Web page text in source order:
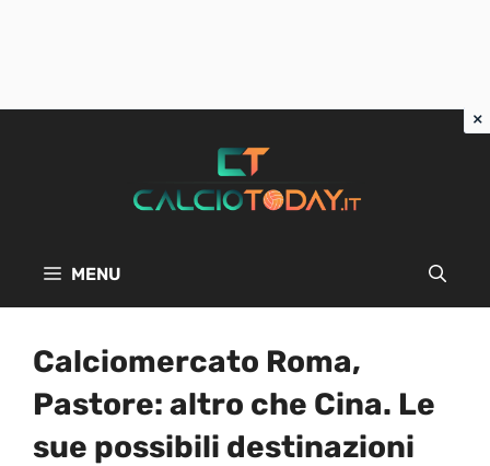
MENU
Calciomercato Roma,
Pastore: altro che Cina. Le
sue possibili destinazioni